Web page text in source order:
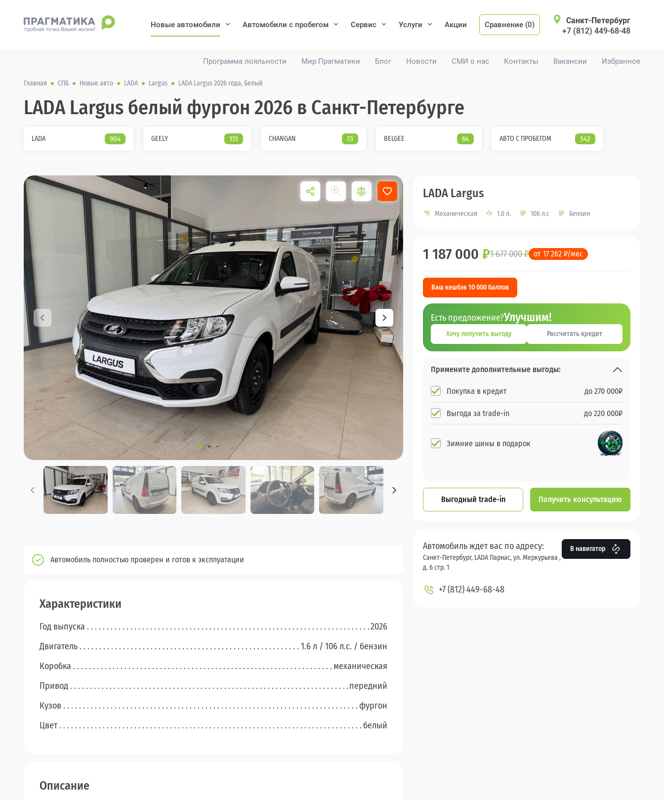
Программа лояльности Мир Прагматики Блог Новости СМИ о нас Контакты Вакансии Избранное
Новые автомобили Автомобили с пробегом Сервис Услуги Акции Сравнение (0)
Санкт-Петербург
+7 (812) 449-68-48
Главная СПБ Новые авто LADA Largus LADA Largus 2026 года, Белый
LADA Largus белый фургон 2026 в Санкт-Петербурге
LADA 904 GEELY 151 CHANGAN 73 BELGEE 64 АВТО С ПРОБЕГОМ 542
Автомобиль полностью проверен и готов к эксплуатации
Характеристики
Год выпуска
2026
Двигатель
1.6 л / 106 л.c. / бензин
Коробка
механическая
Привод
передний
Кузов
фургон
Цвет
белый
Описание
LADA Largus
Механическая 1.6 л. 106 л.с Бензин
1 187 000 ₽1 677 000₽ от 17 262 ₽/мес
Ваш кешбэк 10 000 баллов
Есть предложение?Улучшим!
Хочу получить выгоду Рассчитать кредит
Примените дополнительные выгоды:
Покупка в кредит до 270 000₽
Выгода за trade-in до 220 000₽
Зимние шины в подарок
Выгодный trade-in Получить консультацию
Автомобиль ждет вас по адресу:
Санкт-Петербург, LADA Парнас, ул. Меркурьева ,
д. 6 стр. 1
В навигатор
+7 (812) 449-68-48